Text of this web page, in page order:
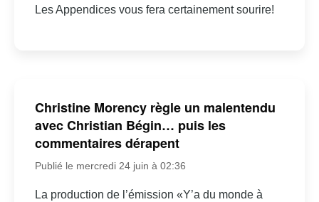
Les Appendices vous fera certainement sourire!
Christine Morency règle un malentendu
avec Christian Bégin… puis les
commentaires dérapent
Publié le mercredi 24 juin à 02:36
La production de l’émission «Y’a du monde à